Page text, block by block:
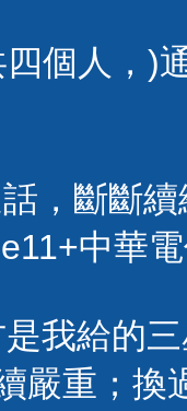
個人，)
，斷斷
中華
我給的
嚴重；換